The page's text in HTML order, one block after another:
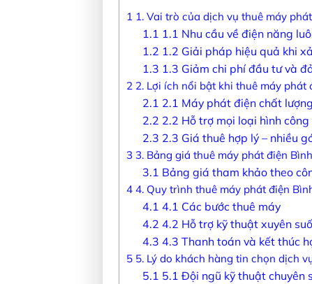
1 1. Vai trò của dịch vụ thuê máy
1.1 1.1 Nhu cầu về điện năng
1.2 1.2 Giải pháp hiệu quả khi
1.3 1.3 Giảm chi phí đầu tư và
22. Lợi ích nổi bật khi thuê máy phát
2.1 2.1 Máy phát điện chất
2.2 2.2 Hỗ trợ mọi loại hình công
2.3 2.3 Giá thuê hợp lý – nhiều
3 3. Bảng giá thuê máy phát điện
3.1 Bảng giá tham khảo theo
44. Quy trình thuê máy phát điện
4.1 4.1 Các bước thuê máy
4.2 4.2 Hỗ trợ kỹ thuật xuyên
4.3 4.3 Thanh toán và kết thúc
55. Lý do khách hàng tin chọn dịch
5.1 5.1 Đội ngũ kỹ thuật chuyên